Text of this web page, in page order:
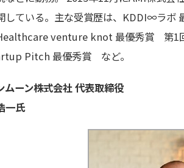
している。主な受賞歴は、KDDI∞ラ
venture knot 最優秀賞 第1
Pitch 最優秀賞 など。
ムーン株式会社 代表取締役
一氏